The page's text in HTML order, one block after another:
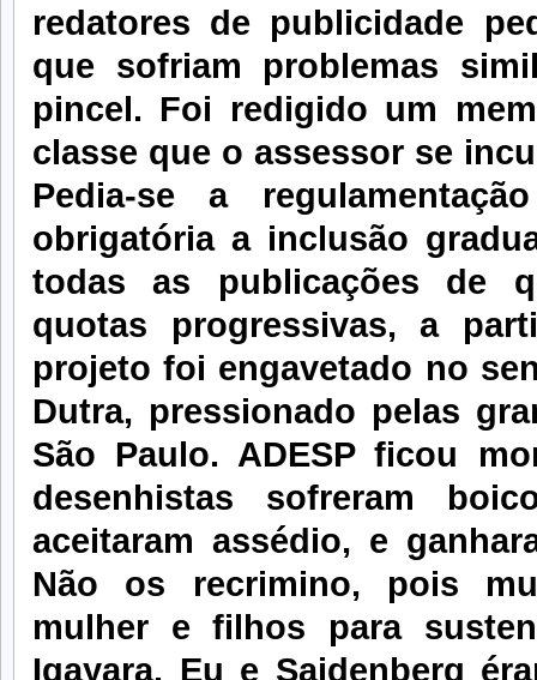
redatores de publicidade
que sofriam problemas
pincel. Foi redigido um
classe que o assessor se
Pedia-se a
obrigatória a inclusão
todas as publicações de
quotas progressivas, a
projeto foi engavetado no
Dutra, pressionado pelas
São Paulo. ADESP ficou
desenhistas sofreram
aceitaram assédio, e
Não os recrimino, pois
mulher e filhos para
Igayara. Eu e Saidenberg